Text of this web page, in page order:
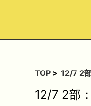
TOP 12/7 2
12/7 2部